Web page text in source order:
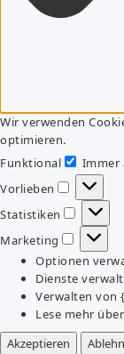
Wir verwenden
optimieren.
Funktional
Immer
Vorlieben
Vorlieben
Statistiken
Marketing
Optionen
Dienste
Verwalten von
Lese mehr
Akzeptieren